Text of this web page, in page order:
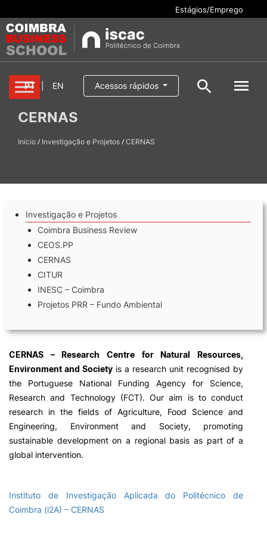
Cursos
Aluno/a
Internacional
Candidaturas
Laboratórios
Investigação e Projetos
Eco-Escola & Eco-Campus
Observatórios
Coimbra. Todos os direitos reservados.
Estágios/Emprego
PT EN Acessos rápidos
Pesquisar
Oferta formativa
CERNAS
Início / Investigação e Projetos /CERNAS
Investigação e Projetos
Coimbra Business Review
CEOS.PP
CERNAS
CITUR
INESC – Coimbra
Projetos PRR – Fundo Ambiental
CERNAS – Research Centre for Natural Resources,
Environment and Society is a research unit recognised by
the Portuguese National Funding Agency for Science,
Research and Technology (FCT). Our aim is to conduct
research in the fields of Agriculture, Food Science and
Engineering, Environment and Society, promoting
sustainable development on a regional basis as part of a
global intervention.
Instituto de Investigação Aplicada do Politécnico de
Coimbra (i2A) – CERNAS